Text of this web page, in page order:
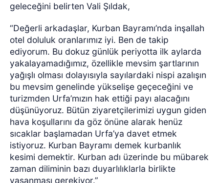
geleceğini belirten Vali Şıldak,
“Değerli arkadaşlar, Kurban Bayramı’nda inşallah
otel doluluk oranlarımız iyi. Ben de takip
ediyorum. Bu dokuz günlük periyotta ilk aylarda
yakalayamadığımız, özellikle mevsim şartlarının
yağışlı olması dolayısıyla sayılardaki nispi azalışın
bu mevsim genelinde yükselişe geçeceğini ve
turizmden Urfa’mızın hak ettiği payı alacağını
düşünüyoruz. Bütün ziyaretçilerimizi uygun giden
hava koşullarını da göz önüne alarak henüz
sıcaklar başlamadan Urfa’ya davet etmek
istiyoruz. Kurban Bayramı demek kurbanlık
kesimi demektir. Kurban adı üzerinde bu mübarek
zaman diliminin bazı duyarlılıklarla birlikte
yaşanması gerekiyor.”